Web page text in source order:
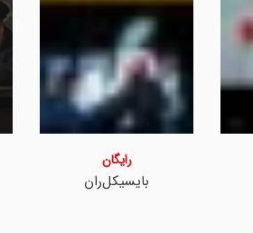
ریزانا، خدمتکار کوچک
رایگان